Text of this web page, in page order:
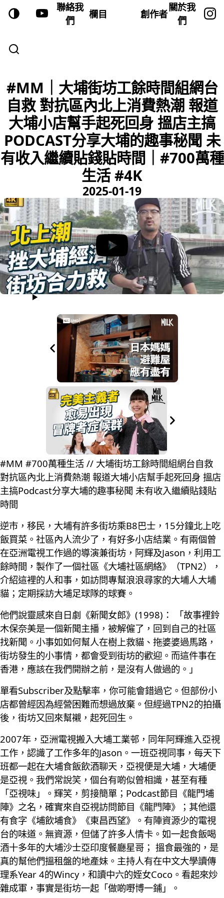
聯絡我
們
欄目 創作者
關於我
們
#MM｜大埔街坊工餘時間組網台
自救 對抗區內北上消費熱潮 報道
大埔小店幫手起死回身 搵店主搞
PODCAST分享大埔的趣事秘聞 未
有收入繼續貼錢貼時間｜#700萬種
生活 #4K
2025-01-19
#MM #700萬種生活 // 大埔街坊工餘時間組網台自救
對抗區內北上消費熱潮 報道大埔小店幫手起死回身 搵店
主搞Podcast分享大埔的趣事秘聞 未有收入繼續貼錢貼
時間
逆市，移民，大埔有許多街坊乘B8巴士，15分鐘北上吃
飯買菜。社區內人流少了，有好多小店結業。有兩個曾
在亞洲電視工作過的導演兼街坊，阿輝及Jason，利用工
餘時間，製作了一個社區《大埔社區網絡》（TPN2），
介紹這裡的人和事，如訪問專幫浪浪尋家的大埔人大埔
貓；定期採訪大埔足球隊的球賽。
他們說靈感來自日劇《新聞女郎》(1998)： 「故事裡鈴
木保奈美是一個新聞主播，被解僱了，回到自己的社區
找新聞。小事如如何幫人在樹上救貓、拖婆婆過馬路，
街坊發生的小事情，都會受到街坊的歡迎。而這件事在
香港，應該在我們開辦之前，是沒有人做過的。」
單看Subscriber及點擊率，你可能會錯過它。但部份小
店都曾經因為經營困難而想過放棄。但經過TPN2的拍攝
後，街坊又回來幫襯，起死回生。
2007年，亞洲電視搬入大埔工業邨，同年阿輝進入亞視
工作，認識了工作多年的Jason。一班亞視同事，每天下
班都一起在大埔食飯飲酒聊天，亞視便是大埔，大埔便
是亞視。我們常說笑，個台有啲似曾相識，甚至有種
「亞視味」。輝笑，剪接簡單；Podcast節目《龍門埔
陣》之名，確實來自亞視訪問節目《龍門陣》；其他還
有食字《埔飲埔食》《東昌西望》。有陣資源少的電視
台的味道。無資源，但儲了許多人情卡。如一起食飯喝
酒十多年的大埔沙士亞印度餐廳星哥； 搵食最強的，是
真的幫他們搵租盤的地產妹。主持人有在中文大學讀傳
理系Year 4的Wincy，和讀中六的姪女Coco。看起來炒
雜成軍，事實是街坊一起「做啲嘢博一鋪」。